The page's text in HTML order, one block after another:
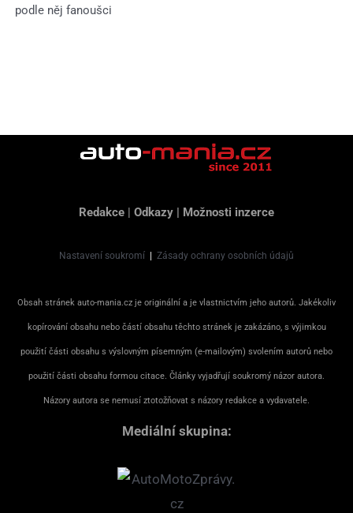
podle něj fanoušci
Redakce | Odkazy | Možnosti inzerce
Nastavení soukromí Zásady ochrany osobních údajů
Obsah stránek auto-mania.cz je originální a je vlastnictvím jeho autorů. Jakékoliv
kopírování obsahu nebo částí obsahu těchto stránek je zakázáno, s výjimkou
použití části obsahu s výslovným písemným (e-mailovým) svolením autorů nebo
použití části obsahu formou citace. Články vyjadřují soukromý názor autora.
Názory autora se nemusí ztotožňovat s názory redakce a vydavatele.
Mediální skupina: